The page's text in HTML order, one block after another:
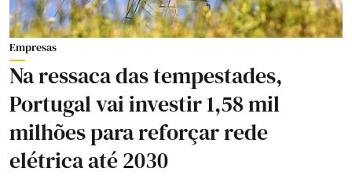
Empresas
Na ressaca das tempestades,
Portugal vai investir 1,58 mil
milhões para reforçar rede
elétrica até 2030